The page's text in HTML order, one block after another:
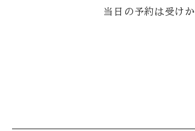
当日の予約は受けか